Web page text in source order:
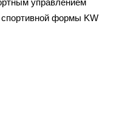
управлением
формы KW